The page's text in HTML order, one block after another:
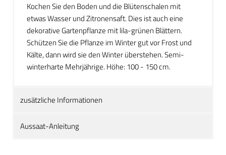
Kochen Sie den Boden und die Blütenschalen mit
etwas Wasser und Zitronensaft. Dies ist auch eine
dekorative Gartenpflanze mit lila-grünen Blättern.
Schützen Sie die Pflanze im Winter gut vor Frost und
Kälte, dann wird sie den Winter überstehen. Semi-
winterharte Mehrjährige. Höhe: 100 - 150 cm.
zusätzliche Informationen
Aussaat-Anleitung